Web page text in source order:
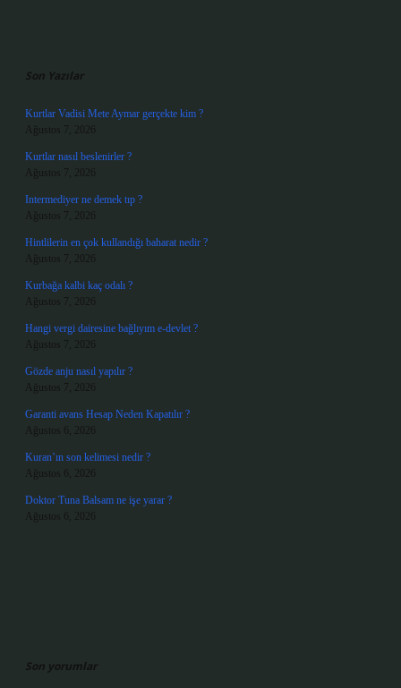
Son Yazılar
Kurtlar Vadisi Mete Aymar gerçekte kim ?
Ağustos 7, 2026
Kurtlar nasıl beslenirler ?
Ağustos 7, 2026
Intermediyer ne demek tıp ?
Ağustos 7, 2026
Hintlilerin en çok kullandığı baharat nedir ?
Ağustos 7, 2026
Kurbağa kalbi kaç odalı ?
Ağustos 7, 2026
Hangi vergi dairesine bağlıyım e-devlet ?
Ağustos 7, 2026
Gözde anju nasıl yapılır ?
Ağustos 7, 2026
Garanti avans Hesap Neden Kapatılır ?
Ağustos 6, 2026
Kuran’ın son kelimesi nedir ?
Ağustos 6, 2026
Doktor Tuna Balsam ne işe yarar ?
Ağustos 6, 2026
Son yorumlar